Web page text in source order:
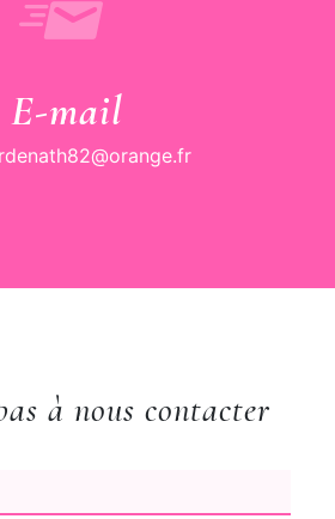
E-mail
à nous contacter